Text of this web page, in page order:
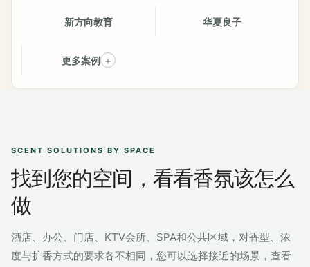
新方向教育 华夏良子
更多案例 ＋
SCENT SOLUTIONS BY SPACE
找到您的空间，看看香氛该怎么
做
酒店、办公、门店、KTV会所、SPA和公共区域，对香型、浓
度与扩香方式的要求各不相同，您可以选择接近的场景，查看